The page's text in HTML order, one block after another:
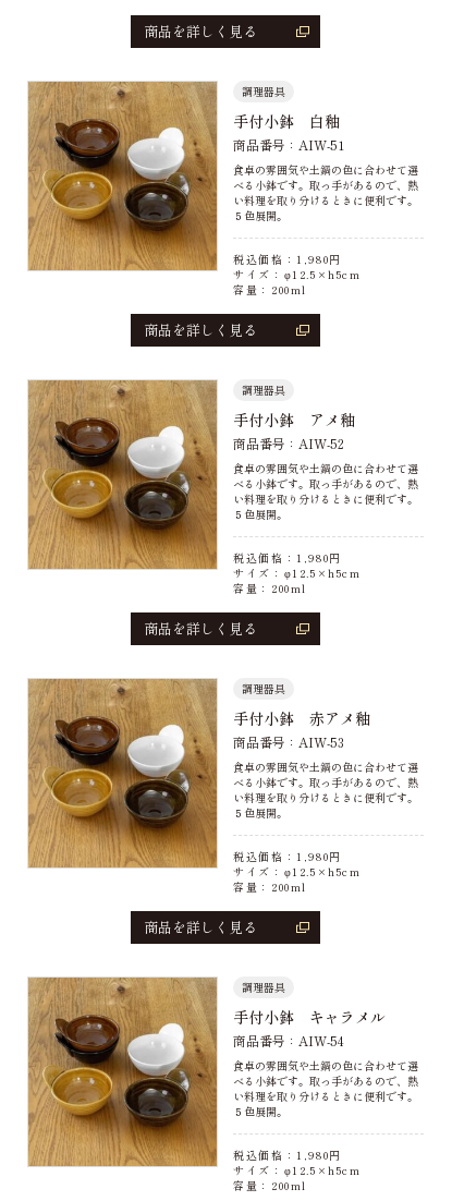
商品を詳しく見る
調理器具
手付小鉢 白釉
商品番号：AIW-51
食卓の雰囲気や土鍋の色に合わせて選
べる小鉢です。取っ手があるので、熱
い料理を取り分けるときに便利です。
５色展開。
税込価格： 1,980円
サイズ：φ12.5×h5cm
容量：200ml
商品を詳しく見る
調理器具
手付小鉢 アメ釉
商品番号：AIW-52
食卓の雰囲気や土鍋の色に合わせて選
べる小鉢です。取っ手があるので、熱
い料理を取り分けるときに便利です。
５色展開。
税込価格： 1,980円
サイズ：φ12.5×h5cm
容量：200ml
商品を詳しく見る
調理器具
手付小鉢 赤アメ釉
商品番号：AIW-53
食卓の雰囲気や土鍋の色に合わせて選
べる小鉢です。取っ手があるので、熱
い料理を取り分けるときに便利です。
５色展開。
税込価格： 1,980円
サイズ：φ12.5×h5cm
容量：200ml
商品を詳しく見る
調理器具
手付小鉢 キャラメル
商品番号：AIW-54
食卓の雰囲気や土鍋の色に合わせて選
べる小鉢です。取っ手があるので、熱
い料理を取り分けるときに便利です。
５色展開。
税込価格： 1,980円
サイズ：φ12.5×h5cm
容量：200ml